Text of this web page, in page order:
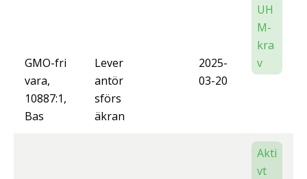
GMO-fri
vara,
10887:1,
Bas
Lever
antör
sförs
äkran
2025-
03-20
UH
M-
kra
v
Akti
vt